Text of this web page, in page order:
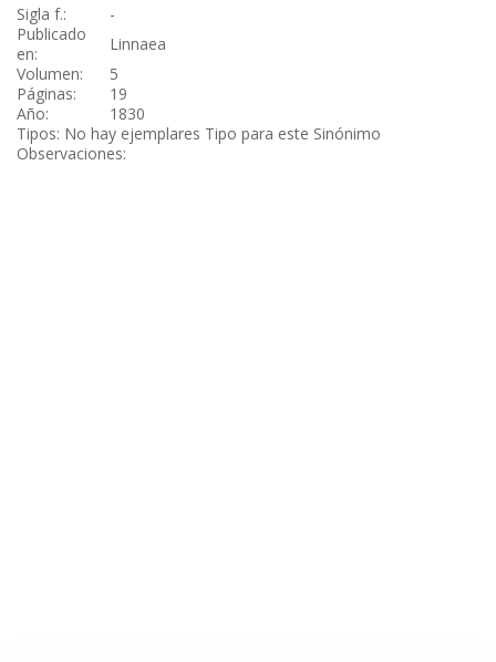
Sigla f.:
-
Publicado
en:
Linnaea
Volumen:
5
Páginas:
19
Año:
1830
Tipos: No hay ejemplares Tipo para este Sinónimo
Observaciones: